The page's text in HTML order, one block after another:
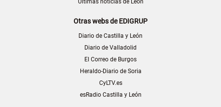
Últimas noticias de León
Otras webs de EDIGRUP
Diario de Castilla y León
Diario de Valladolid
El Correo de Burgos
Heraldo-Diario de Soria
CyLTV.es
esRadio Castilla y León